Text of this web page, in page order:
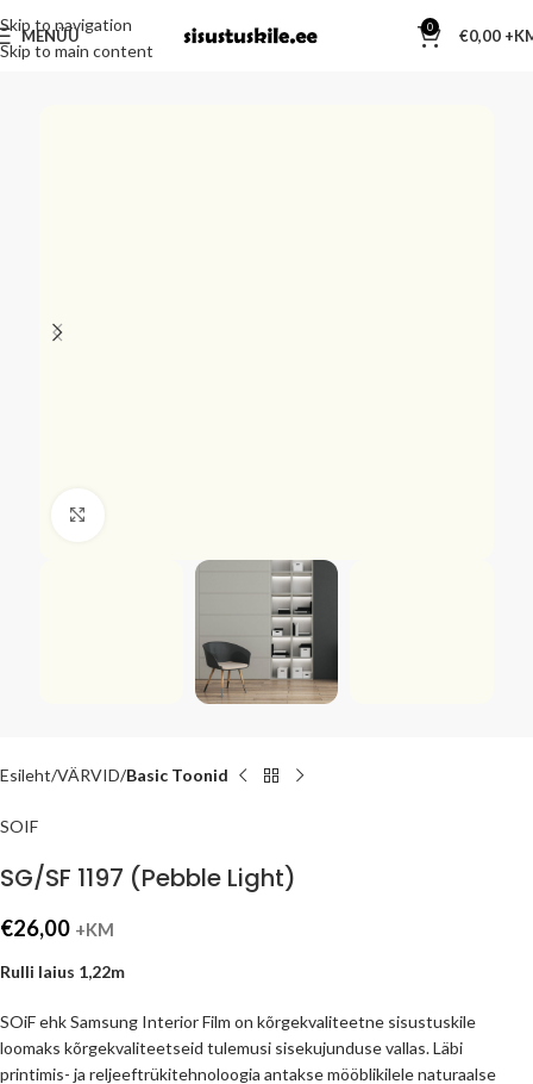
Skip to navigation
Skip to main content
MENÜÜ 0 €0,00
Esileht VÄRVID Basic Toonid
SOIF
SG/SF 1197 (Pebble Light)
€26,00 +KM
Rulli laius 1,22m
SOiF ehk Samsung Interior Film on kõrgekvaliteetne sisustuskile
loomaks kõrgekvaliteetseid tulemusi sisekujunduse vallas. Läbi
printimis- ja reljeeftrükitehnoloogia antakse mööblikilele naturaalse